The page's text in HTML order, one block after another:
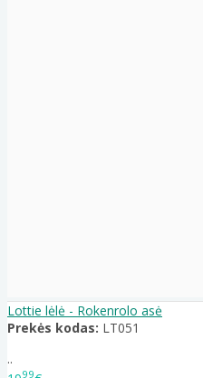
Lottie lėlė - Rokenrolo asė
Prekės kodas: LT051
..
99